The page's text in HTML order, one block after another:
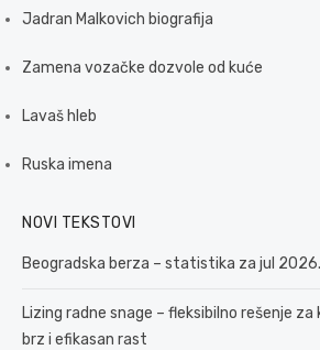
Jadran Malkovich biografija
Zamena vozačke dozvole od kuće
Lavaš hleb
Ruska imena
NOVI TEKSTOVI
Beogradska berza – statistika za jul 2026.
Lizing radne snage – fleksibilno rešenje za
brz i efikasan rast